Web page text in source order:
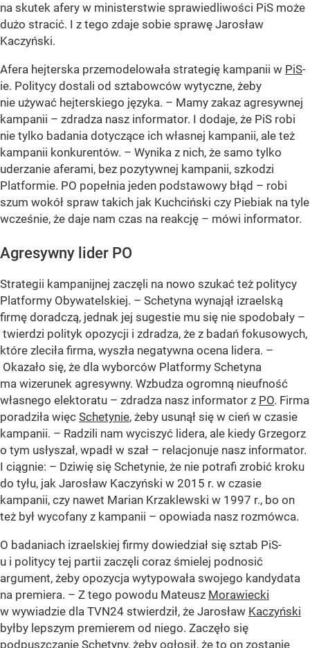
na skutek afery w ministerstwie sprawiedliwości PiS może
dużo stracić. I z tego zdaje sobie sprawę Jarosław
Kaczyński.
Afera hejterska przemodelowała strategię kampanii w PiS-
ie. Politycy dostali od sztabowców wytyczne, żeby
nie używać hejterskiego języka. – Mamy zakaz agresywnej
kampanii – zdradza nasz informator. I dodaje, że PiS robi
nie tylko badania dotyczące ich własnej kampanii, ale też
kampanii konkurentów. – Wynika z nich, że samo tylko
uderzanie aferami, bez pozytywnej kampanii, szkodzi
Platformie. PO popełnia jeden podstawowy błąd – robi
szum wokół spraw takich jak Kuchciński czy Piebiak na tyle
wcześnie, że daje nam czas na reakcję – mówi informator.
Agresywny lider PO
Strategii kampanijnej zaczęli na nowo szukać też politycy
Platformy Obywatelskiej. – Schetyna wynajął izraelską
firmę doradczą, jednak jej sugestie mu się nie spodobały –
twierdzi polityk opozycji i zdradza, że z badań fokusowych,
które zleciła firma, wyszła negatywna ocena lidera. –
Okazało się, że dla wyborców Platformy Schetyna
ma wizerunek agresywny. Wzbudza ogromną nieufność
własnego elektoratu – zdradza nasz informator z PO. Firma
poradziła więc Schetynie, żeby usunął się w cień w czasie
kampanii. – Radzili nam wyciszyć lidera, ale kiedy Grzegorz
o tym usłyszał, wpadł w szał – relacjonuje nasz informator.
I ciągnie: – Dziwię się Schetynie, że nie potrafi zrobić kroku
do tyłu, jak Jarosław Kaczyński w 2015 r. w czasie
kampanii, czy nawet Marian Krzaklewski w 1997 r., bo on
też był wycofany z kampanii – opowiada nasz rozmówca.
O badaniach izraelskiej firmy dowiedział się sztab PiS-
u i politycy tej partii zaczęli coraz śmielej podnosić
argument, żeby opozycja wytypowała swojego kandydata
na premiera. – Z tego powodu Mateusz Morawiecki
w wywiadzie dla TVN24 stwierdził, że Jarosław Kaczyński
byłby lepszym premierem od niego. Zaczęło się
podpuszczanie Schetyny, żeby ogłosił, że to on zostanie